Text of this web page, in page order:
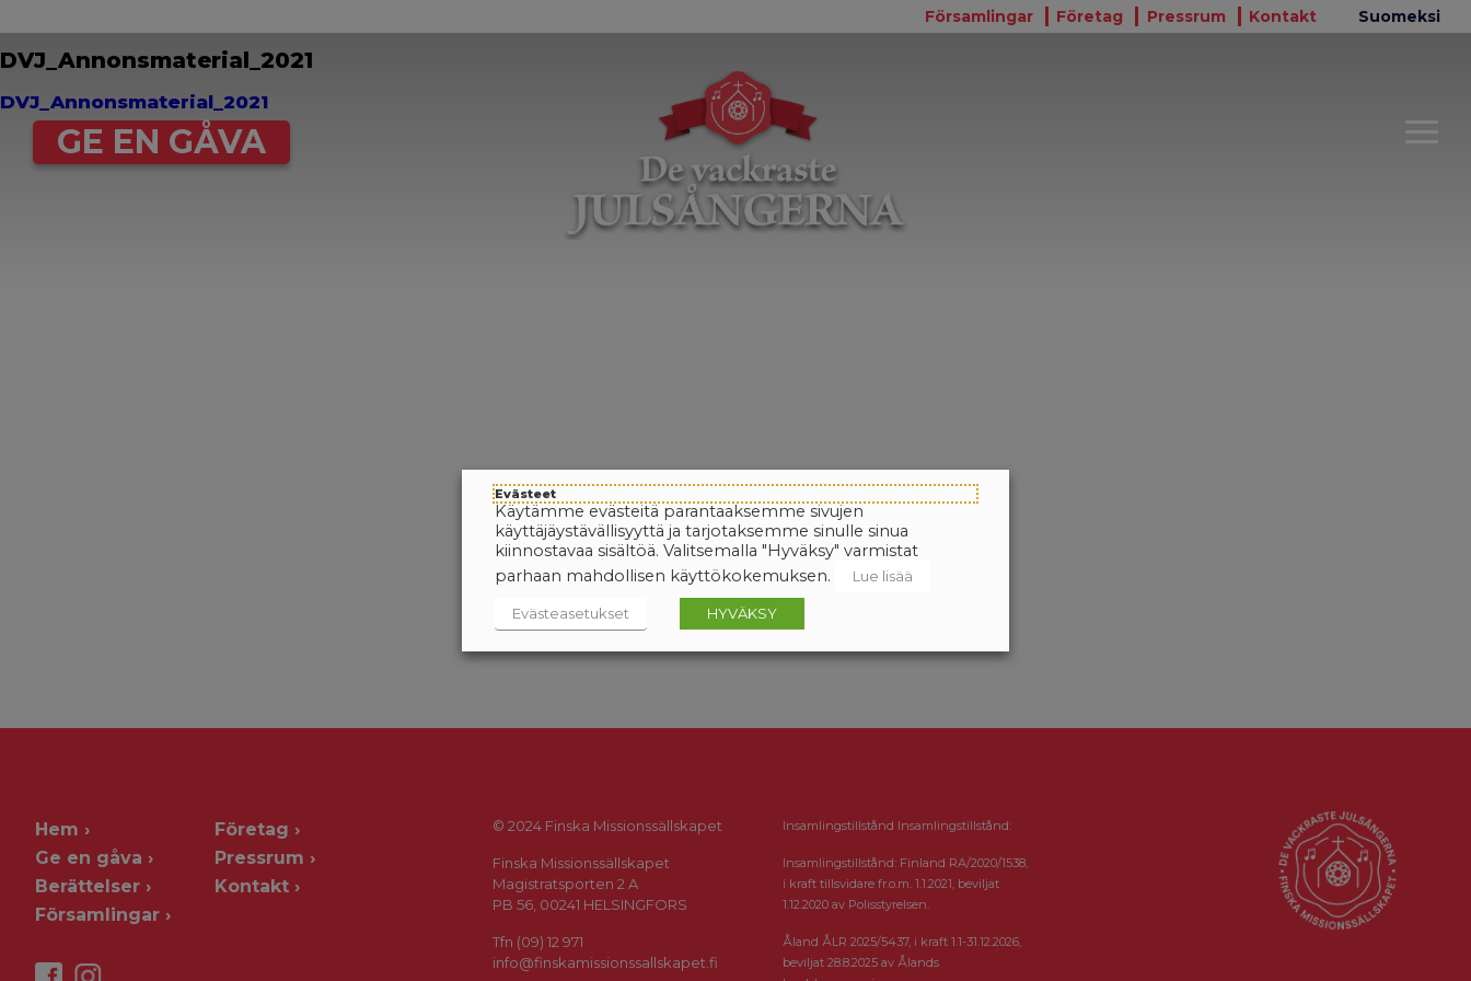
Församlingar Företag Pressrum Kontakt Suomeksi
GE EN GÅVA
DVJ_Annonsmaterial_2021
DVJ_Annonsmaterial_2021
Hem
Ge en gåva
Berättelser
Församlingar
Företag
Pressrum
Kontakt
© 2024 Finska Missionssällskapet
Finska Missionssällskapet
Magistratsporten 2 A
PB 56, 00241 HELSINGFORS
Tfn (09) 12 971
info@finskamissionssallskapet.fi
Insamlingstillstånd Insamlingstillstånd:
Insamlingstillstånd: Finland RA/2020/1538,
i kraft tillsvidare fr.o.m. 1.1.2021, beviljat
1.12.2020 av Polisstyrelsen.
Åland ÅLR 2025/5437, i kraft 1.1-31.12.2026,
beviljat 28.8.2025 av Ålands
Evästeet
Käytämme evästeitä parantaaksemme sivujen
käyttäjäystävällisyyttä ja tarjotaksemme sinulle sinua
kiinnostavaa sisältöä. Valitsemalla "Hyväksy" varmistat
parhaan mahdollisen käyttökokemuksen.
Lue lisää
Evästeasetukset HYVÄKSY